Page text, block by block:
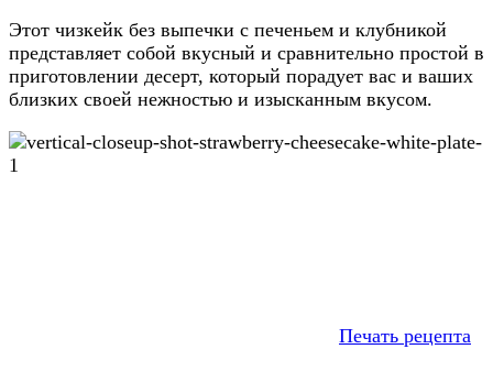
Этот чизкейк без выпечки с печеньем и клубникой
представляет собой вкусный и сравнительно простой в
приготовлении десерт, который порадует вас и ваших
близких своей нежностью и изысканным вкусом.
Печать рецепта